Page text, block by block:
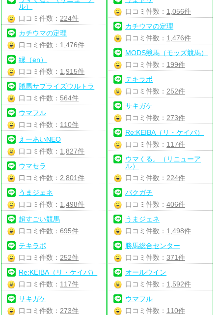
ル）
口コミ件数： 224件
カチウマの定理
口コミ件数： 1,476件
縁（en）
口コミ件数： 1,915件
勝馬サプライズウルトラ
口コミ件数： 564件
ウマフル
口コミ件数： 110件
えーあいNEO
口コミ件数： 1,827件
ウマセラ
口コミ件数： 2,801件
うまジェネ
口コミ件数： 1,498件
超すごい競馬
口コミ件数：695件
テキラボ
口コミ件数： 252件
Re:KEIBA（リ・ケイバ）
口コミ件数： 117件
サキガケ
口コミ件数： 273件
口コミ件数： 1,056件
カチウマの定理
口コミ件数： 1,476件
MODS競馬（モッズ競馬）
口コミ件数： 199件
テキラボ
口コミ件数： 252件
サキガケ
口コミ件数： 273件
Re:KEIBA（リ・ケイバ）
口コミ件数： 117件
ウマくる。（リニューア
ル）
口コミ件数： 224件
バクガチ
口コミ件数： 406件
うまジェネ
口コミ件数： 1,498件
勝馬総合センター
口コミ件数： 371件
オールウイン
口コミ件数： 1,592件
ウマフル
口コミ件数： 110件